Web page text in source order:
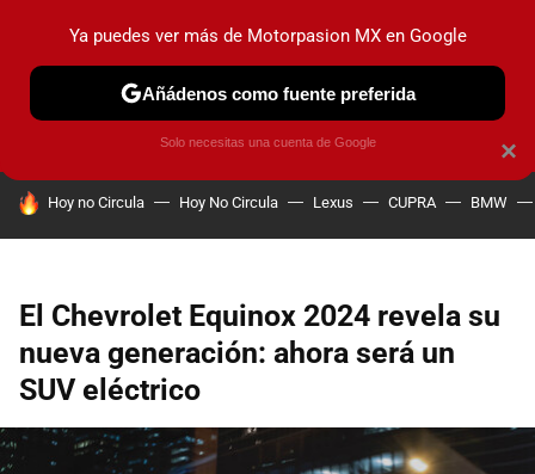
PRUEBAS INDUSTRIA HOY NO CIRCULA
HOY SE HABLA DE
Hoy no Circula Hoy No Circula Lexus CUPRA BMW
El Chevrolet Equinox 2024 revela su
nueva generación: ahora será un
SUV eléctrico
×
Ya puedes ver más de Motorpasion MX en Google
Añádenos como fuente preferida
Solo necesitas una cuenta de Google